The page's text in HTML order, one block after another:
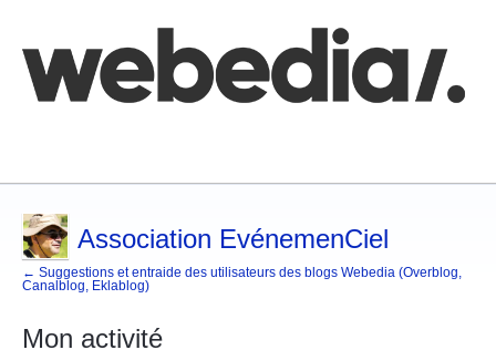
Association EvénemenCiel
← Suggestions et entraide des utilisateurs des blogs Webedia (Overblog,
Canalblog, Eklablog)
Mon activité